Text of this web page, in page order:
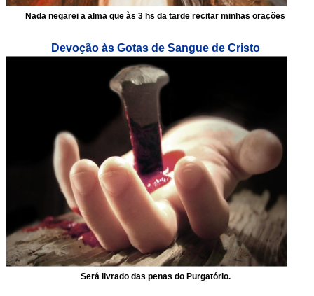
Nada negarei a alma que às 3 hs da tarde recitar minhas orações
Devoção às Gotas de Sangue de Cristo
Será livrado das penas do Purgatório.